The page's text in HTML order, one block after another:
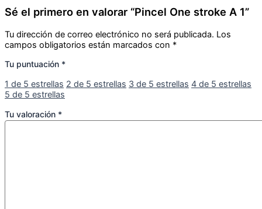
campos obligatorios están marcados con *
5 de 5 estrellas